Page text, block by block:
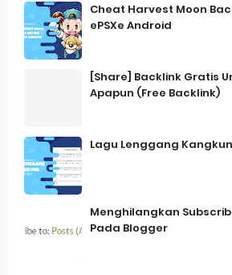
Cheat Harvest Moon
ePSXe Android
[Share] Backlink Gratis
Apapun (Free Backlink)
Lagu Lenggang
Menghilangkan
Pada Blogger